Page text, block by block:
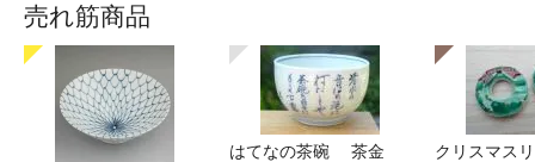
売れ筋商品
はてなの茶碗 茶金
クリスマス